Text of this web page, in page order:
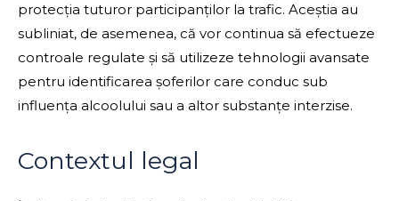
protecția tuturor participanților la trafic. Aceștia au
subliniat, de asemenea, că vor continua să efectueze
controale regulate și să utilizeze tehnologii avansate
pentru identificarea șoferilor care conduc sub
influența alcoolului sau a altor substanțe interzise.
Contextul legal